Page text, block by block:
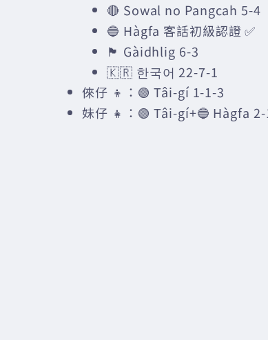
🔴 Sowal no Pangcah 5-4
🔵 Hàgfa 客話初級認證 ✅
🏴󠁧󠁢󠁳󠁣󠁴󠁿 Gàidhlig 6-3
🇰🇷 한국어 22-7-1
倈仔 👦：🟢 Tâi-gí 1-1-3
妹仔 👧：🟢 Tâi-gí+🔵 Hàgfa